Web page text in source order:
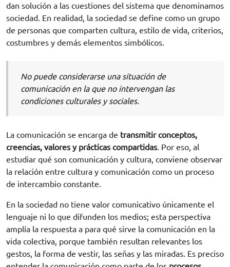
dan solución a las cuestiones del sistema que denominamos
sociedad. En realidad, la sociedad se define como un grupo
de personas que comparten cultura, estilo de vida, criterios,
costumbres y demás elementos simbólicos.
No puede considerarse una situación de
comunicación en la que no intervengan las
condiciones culturales y sociales.
La comunicación se encarga de transmitir conceptos,
creencias, valores y prácticas compartidas. Por eso, al
estudiar qué son comunicación y cultura, conviene observar
la relación entre cultura y comunicación como un proceso
de intercambio constante.
En la sociedad no tiene valor comunicativo únicamente el
lenguaje ni lo que difunden los medios; esta perspectiva
amplía la respuesta a para qué sirve la comunicación en la
vida colectiva, porque también resultan relevantes los
gestos, la forma de vestir, las señas y las miradas. Es preciso